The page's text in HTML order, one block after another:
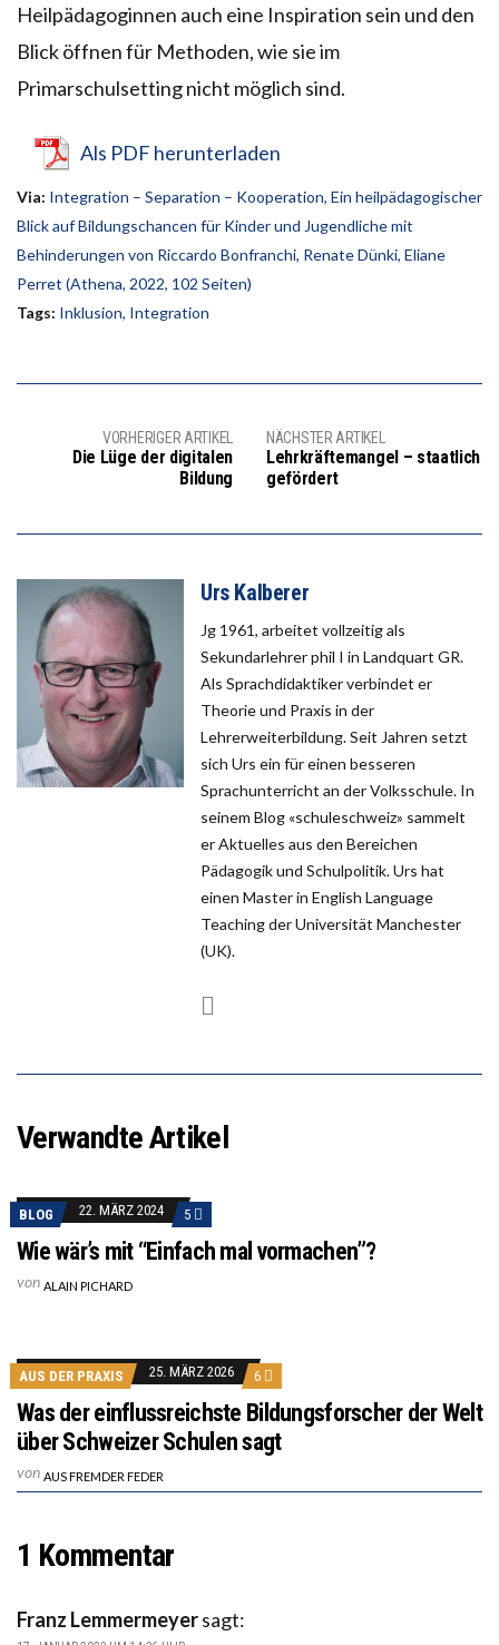
Heilpädagoginnen auch eine Inspiration sein und den
Blick öffnen für Methoden, wie sie im
Primarschulsetting nicht möglich sind.
Als PDF herunterladen
Via: Integration – Separation – Kooperation, Ein heilpädagogischer
Blick auf Bildungschancen für Kinder und Jugendliche mit
Behinderungen von Riccardo Bonfranchi, Renate Dünki, Eliane
Perret (Athena, 2022, 102 Seiten)
Tags: Inklusion, Integration
VORHERIGER ARTIKEL
Die Lüge der digitalen
Bildung
NÄCHSTER ARTIKEL
Lehrkräftemangel – staatlich
gefördert
Urs Kalberer
Jg 1961, arbeitet vollzeitig als
Sekundarlehrer phil I in Landquart GR.
Als Sprachdidaktiker verbindet er
Theorie und Praxis in der
Lehrerweiterbildung. Seit Jahren setzt
sich Urs ein für einen besseren
Sprachunterricht an der Volksschule. In
seinem Blog «schuleschweiz» sammelt
er Aktuelles aus den Bereichen
Pädagogik und Schulpolitik. Urs hat
einen Master in English Language
Teaching der Universität Manchester
(UK).
Verwandte Artikel
BLOG 22. MÄRZ 2024 5
Wie wär’s mit “Einfach mal vormachen”?
von ALAIN PICHARD
AUS DER PRAXIS 25. MÄRZ 2026 6
Was der einflussreichste Bildungsforscher der Welt
über Schweizer Schulen sagt
von AUS FREMDER FEDER
1 Kommentar
Franz Lemmermeyersagt: